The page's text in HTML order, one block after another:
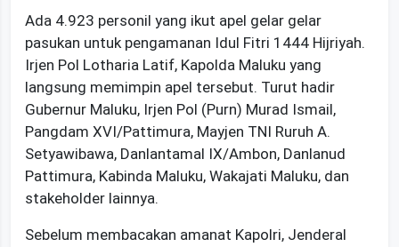
Ada 4.923 personil yang ikut apel gelar gelar
pasukan untuk pengamanan Idul Fitri 1444 Hijriyah.
Irjen Pol Lotharia Latif, Kapolda Maluku yang
langsung memimpin apel tersebut. Turut hadir
Gubernur Maluku, Irjen Pol (Purn) Murad Ismail,
Pangdam XVI/Pattimura, Mayjen TNI Ruruh A.
Setyawibawa, Danlantamal IX/Ambon, Danlanud
Pattimura, Kabinda Maluku, Wakajati Maluku, dan
stakeholder lainnya.
Sebelum membacakan amanat Kapolri, Jenderal